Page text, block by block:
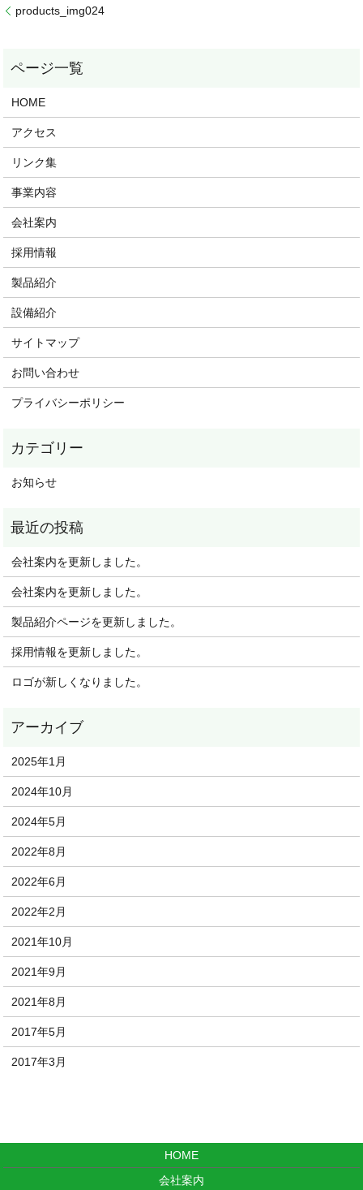
products_img024
HOME
アクセス
リンク集
事業内容
会社案内
採用情報
製品紹介
設備紹介
サイトマップ
お問い合わせ
プライバシーポリシー
お知らせ
会社案内を更新しました。
会社案内を更新しました。
製品紹介ページを更新しました。
採用情報を更新しました。
ロゴが新しくなりました。
2025年1月
2024年10月
2024年5月
2022年8月
2022年6月
2022年2月
2021年10月
2021年9月
2021年8月
2017年5月
2017年3月
HOME
会社案内